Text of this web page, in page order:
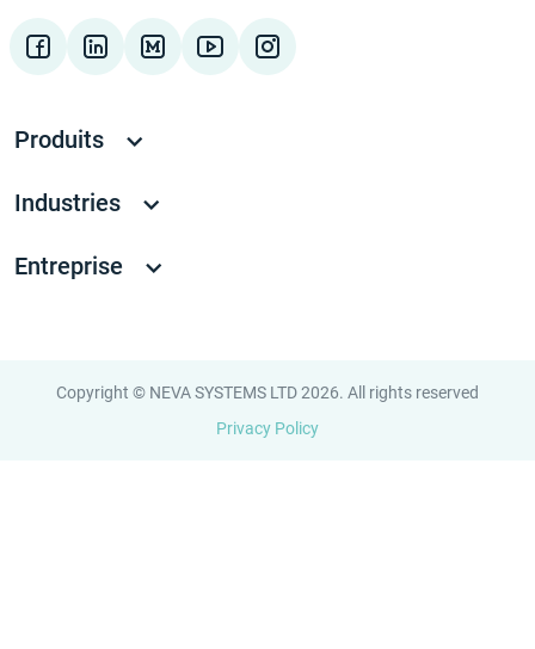
Produits
Industries
Entreprise
Copyright © NEVA SYSTEMS LTD 2026. All rights reserved
Privacy Policy